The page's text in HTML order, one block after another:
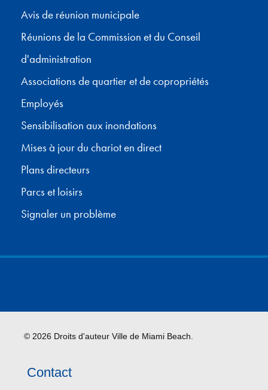
Avis de réunion municipale
Réunions de la Commission et du Conseil
d'administration
Associations de quartier et de copropriétés
Employés
Sensibilisation aux inondations
Mises à jour du chariot en direct
Plans directeurs
Parcs et loisirs
Signaler un problème
© 2026 Droits d'auteur Ville de Miami Beach.
Contact